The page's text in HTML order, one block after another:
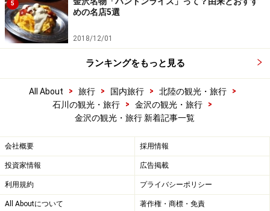
5
めの名店5選
2018/12/01
ランキングをもっと見る
All About > 旅行 > 国内旅行 > 北陸の観光・旅行
>
石川の観光・旅行
> 金沢の観光・旅行
>
金沢の観光・旅行 新着記事一覧
会社概要 採用情報
投資家情報 広告掲載
利用規約 プライバシーポリシー
All Aboutについて 著作権・商標・免責